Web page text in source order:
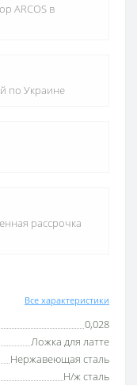
Все характеристики
0,028
Ложка для латте
Нержавеющая сталь
Н/ж сталь
ARCOS в
по Украине
рассрочка